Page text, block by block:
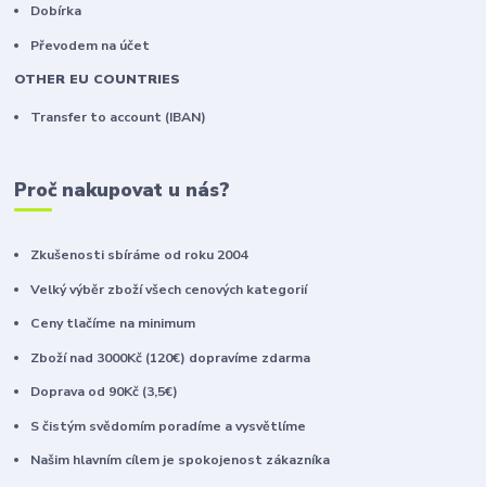
Dobírka
Převodem na účet
OTHER EU COUNTRIES
Transfer to account (IBAN)
Proč nakupovat u nás?
Zkušenosti sbíráme od roku 2004
Velký výběr zboží všech cenových kategorií
Ceny tlačíme na minimum
Zboží nad 3000Kč (120€) dopravíme zdarma
Doprava od 90Kč (3,5€)
S čistým svědomím poradíme a vysvětlíme
Našim hlavním cílem je spokojenost zákazníka